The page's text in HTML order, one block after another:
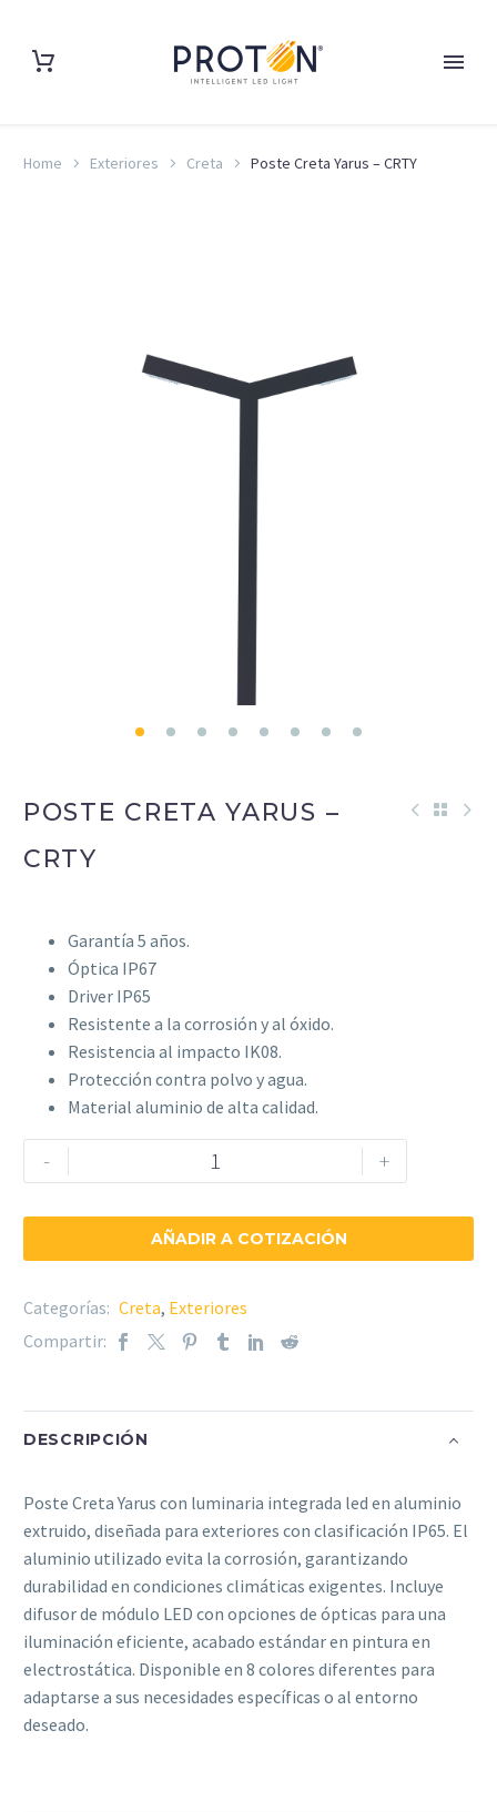
Home Exteriores Creta Poste Creta Yarus – CRTY
POSTE CRETA YARUS –
CRTY
Garantía 5 años.
Óptica IP67
Driver IP65
Resistente a la corrosión y al óxido.
Resistencia al impacto IK08.
Protección contra polvo y agua.
Material aluminio de alta calidad.
-
Poste
Creta
CRTY
+
AÑADIR A COTIZACIÓN
Categorías: Creta, Exteriores
Compartir:
DESCRIPCIÓN
Poste Creta Yarus con luminaria integrada led en aluminio
extruido, diseñada para exteriores con clasificación IP65. El
aluminio utilizado evita la corrosión, garantizando
durabilidad en condiciones climáticas exigentes. Incluye
difusor de módulo LED con opciones de ópticas para una
iluminación eficiente, acabado estándar en pintura en
electrostática. Disponible en 8 colores diferentes para
adaptarse a sus necesidades específicas o al entorno
deseado.